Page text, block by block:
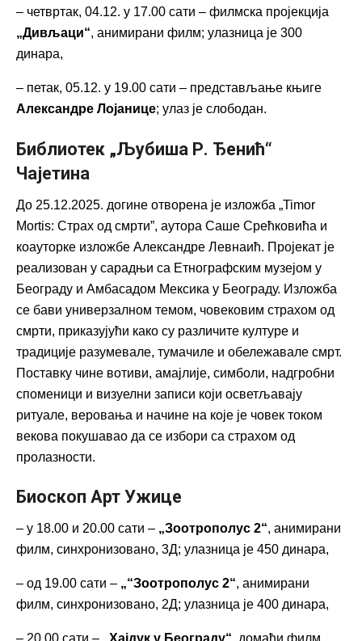
– четвртак, 04.12. у 17.00 сати – филмска пројекција
„Дивљаци“, анимирани филм; улазница је 300
динара,
– петак, 05.12. у 19.00 сати – представљање књиге
Александре Лојанице; улаз је слободан.
Библиотек „Љубиша Р. Ђенић“
Чајетина
До 25.12.2025. догине отворена је изложба „Timor
Mortis: Страх од смрти”, аутора Саше Срећковића и
коауторке изложбе Александре Левнаић. Пројекат је
реализован у сарадњи са Етнографским музејом у
Београду и Амбасадом Мексика у Београду. Изложба
се бави универзалном темом, човековим страхом од
смрти, приказујући како су различите културе и
традиције разумевале, тумачиле и обележавале смрт.
Поставку чине вотиви, амајлије, симболи, надгробни
споменици и визуелни записи који осветљавају
ритуале, веровања и начине на које је човек током
векова покушавао да се избори са страхом од
пролазности.
Биоскоп Арт Ужице
– у 18.00 и 20.00 сати – „Зоотрополус 2“, анимирани
филм, синхронизовано, 3Д; улазница је 450 динара,
– од 19.00 сати – „“Зоотрополус 2“, анимирани
филм, синхронизовано, 2Д; улазница је 400 динара,
– 20.00 сати – „Хајдук у Београду“ , домаћи филм,